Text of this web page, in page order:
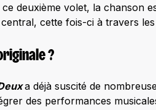
deuxième volet, la chanson
cette fois-ci à travers
?
a déjà suscité de
des performances